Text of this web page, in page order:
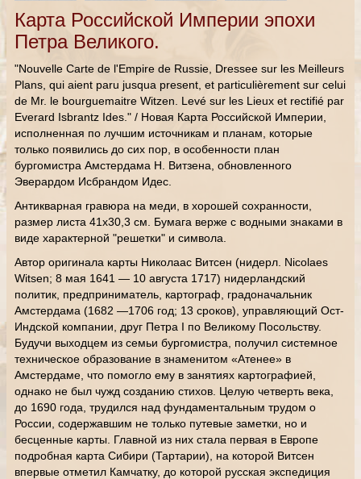
Карта Российской Империи эпохи
Петра Великого.
"Nouvelle Carte de l'Empire de Russie, Dressee sur les Meilleurs
Plans, qui aient paru jusqua present, et particulièrement sur celui
de Mr. le bourguemaitre Witzen. Levé sur les Lieux et rectifié par
Everard Isbrantz Ides." / Новая Карта Российской Империи,
исполненная по лучшим источникам и планам, которые
только появились до сих пор, в особенности план
бургомистра Амстердама Н. Витзена, обновленного
Эверардом Исбрандом Идес.
Антикварная гравюра на меди, в хорошей сохранности,
размер листа 41х30,3 см. Бумага верже с водными знаками в
виде характерной "решетки" и символа.
Автор оригинала карты Николаас Витсен (нидерл. Nicolaes
Witsen; 8 мая 1641 — 10 августа 1717) нидерландский
политик, предприниматель, картограф, градоначальник
Амстердама (1682 —1706 год; 13 сроков), управляющий Ост-
Индской компании, друг Петра I по Великому Посольству.
Будучи выходцем из семьи бургомистра, получил системное
техническое образование в знаменитом «Атенее» в
Амстердаме, что помогло ему в занятиях картографией,
однако не был чужд созданию стихов. Целую четверть века,
до 1690 года, трудился над фундаментальным трудом о
России, содержавшим не только путевые заметки, но и
бесценные карты. Главной из них стала первая в Европе
подробная карта Сибири (Тартарии), на которой Витсен
впервые отметил Камчатку, до которой русская экспедиция